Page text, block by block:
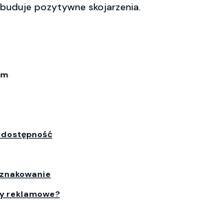
pozytywne skojarzenia.
reklamowe?